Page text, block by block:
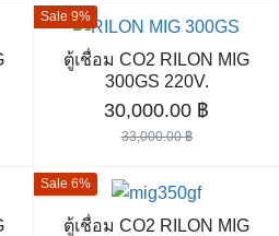
29,500.00 ฿.
฿.
Sale 9%
ตู้เชื่อม CO2 RILON MIG
300GS 220V.
33,000.00฿
Original
price
33,000.00 ฿.
30,000.00 ฿
Sale 6%
ตู้เชื่อม CO2 RILON MIG